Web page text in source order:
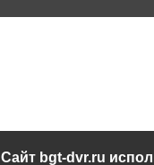
Сайт bgt-dvr.ru